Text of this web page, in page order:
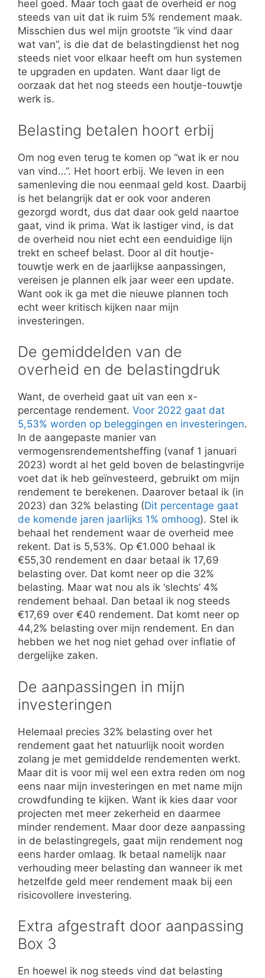
heel goed. Maar toch gaat de overheid er nog
steeds van uit dat ik ruim 5% rendement maak.
Misschien dus wel mijn grootste “ik vind daar
wat van”, is die dat de belastingdienst het nog
steeds niet voor elkaar heeft om hun systemen
te upgraden en updaten. Want daar ligt de
oorzaak dat het nog steeds een houtje-touwtje
werk is.
Belasting betalen hoort erbij
Om nog even terug te komen op “wat ik er nou
van vind…”. Het hoort erbij. We leven in een
samenleving die nou eenmaal geld kost. Daarbij
is het belangrijk dat er ook voor anderen
gezorgd wordt, dus dat daar ook geld naartoe
gaat, vind ik prima. Wat ik lastiger vind, is dat
de overheid nou niet echt een eenduidige lijn
trekt en scheef belast. Door al dit houtje-
touwtje werk en de jaarlijkse aanpassingen,
vereisen je plannen elk jaar weer een update.
Want ook ik ga met die nieuwe plannen toch
echt weer kritisch kijken naar mijn
investeringen.
De gemiddelden van de
overheid en de belastingdruk
Want, de overheid gaat uit van een x-
percentage rendement. Voor 2022 gaat dat
5,53% worden op beleggingen en investeringen.
In de aangepaste manier van
vermogensrendementsheffing (vanaf 1 januari
2023) wordt al het geld boven de belastingvrije
voet dat ik heb geïnvesteerd, gebruikt om mijn
rendement te berekenen. Daarover betaal ik (in
2023) dan 32% belasting (Dit percentage gaat
de komende jaren jaarlijks 1% omhoog). Stel ik
behaal het rendement waar de overheid mee
rekent. Dat is 5,53%. Op €1.000 behaal ik
€55,30 rendement en daar betaal ik 17,69
belasting over. Dat komt neer op die 32%
belasting. Maar wat nou als ik ‘slechts’ 4%
rendement behaal. Dan betaal ik nog steeds
€17,69 over €40 rendement. Dat komt neer op
44,2% belasting over mijn rendement. En dan
hebben we het nog niet gehad over inflatie of
dergelijke zaken.
De aanpassingen in mijn
investeringen
Helemaal precies 32% belasting over het
rendement gaat het natuurlijk nooit worden
zolang je met gemiddelde rendementen werkt.
Maar dit is voor mij wel een extra reden om nog
eens naar mijn investeringen en met name mijn
crowdfunding te kijken. Want ik kies daar voor
projecten met meer zekerheid en daarmee
minder rendement. Maar door deze aanpassing
in de belastingregels, gaat mijn rendement nog
eens harder omlaag. Ik betaal namelijk naar
verhouding meer belasting dan wanneer ik met
hetzelfde geld meer rendement maak bij een
risicovollere investering.
Extra afgestraft door aanpassing
Box 3
En hoewel ik nog steeds vind dat belasting